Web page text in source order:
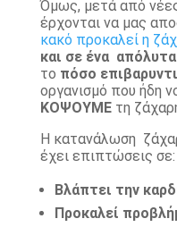
Όμως, μετά από
έρχονται να μας
κακό προκαλεί η
και σε ένα απόλυτα
το πόσο
οργανισμό που ήδη
ΚΟΨΟΥΜΕτη
Η κατανάλωση
έχει επιπτώσεις σε:
Βλάπτει την
Προκαλεί